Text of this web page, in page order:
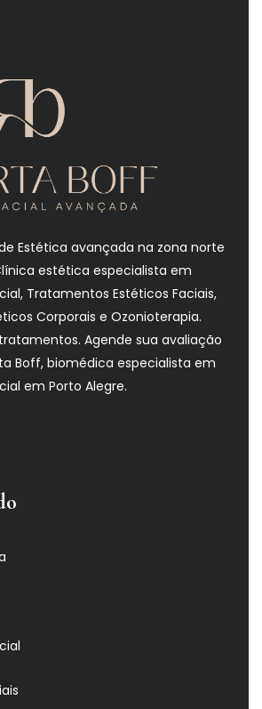
Estética avançada na zona norte
estética especialista em
Tratamentos Estéticos Faciais,
Corporais e Ozonioterapia.
Agende sua avaliação
Boff, biomédica especialista em
em Porto Alegre.